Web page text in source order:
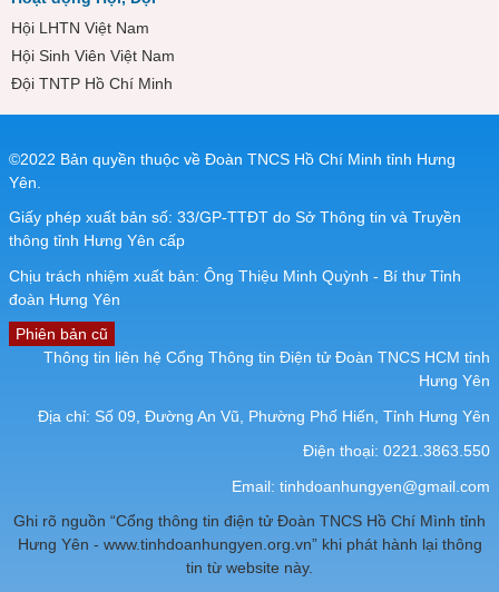
Hội LHTN Việt Nam
Hội Sinh Viên Việt Nam
Đội TNTP Hồ Chí Minh
©2022 Bản quyền thuộc về Đoàn TNCS Hồ Chí Minh tỉnh Hưng
Yên.
Giấy phép xuất bản số: 33/GP-TTĐT do Sở Thông tin và Truyền
thông tỉnh Hưng Yên cấp
Chịu trách nhiệm xuất bản: Ông Thiệu Minh Quỳnh - Bí thư Tỉnh
đoàn Hưng Yên
Phiên bản cũ
Thông tin liên hệ Cổng Thông tin Điện tử Đoàn TNCS HCM tỉnh
Hưng Yên
Địa chỉ: Số 09, Đường An Vũ, Phường Phố Hiến, Tỉnh Hưng Yên
Điện thoại: 0221.3863.550
Email: tinhdoanhungyen@gmail.com
Ghi rõ nguồn “Cổng thông tin điện tử Đoàn TNCS Hồ Chí Mình tỉnh
Hưng Yên - www.tinhdoanhungyen.org.vn” khi phát hành lại thông
tin từ website này.